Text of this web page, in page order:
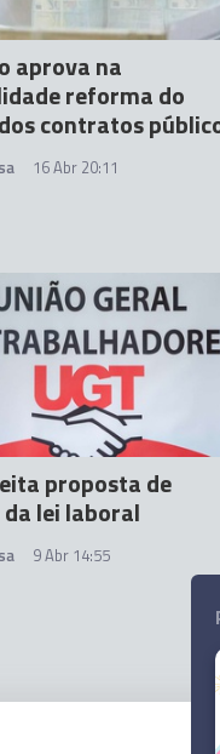
aprova na
reforma do
contratos
16 Abr 20:11
proposta de
lei laboral
9 Abr 14:55